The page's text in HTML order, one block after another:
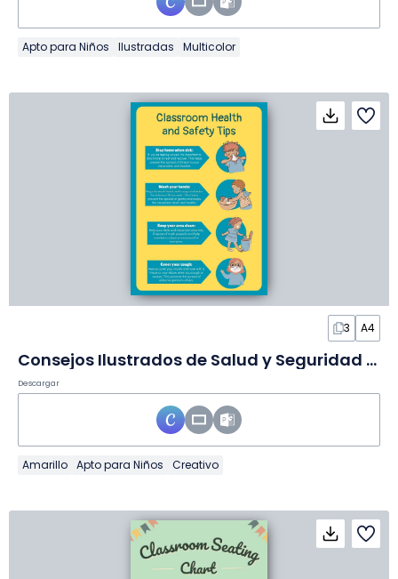
Apto para Niños Ilustradas Multicolor
3 A4
Consejos Ilustrados de Salud y Seguridad en el Aula en Diapositivas
Descargar
Amarillo Apto para Niños Creativo